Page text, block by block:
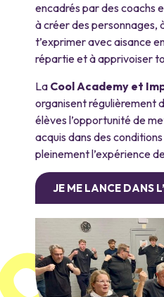
encadrés par des coachs
à créer des personnages,
t’exprimer avec aisance
répartie et à apprivoiser
La Cool Academy et
organisent régulièrement
élèves l’opportunité de
acquis dans des
pleinement l’expérience
JE ME LANCE DANS